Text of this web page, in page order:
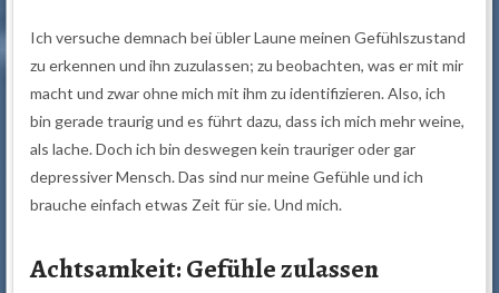
Ich versuche demnach bei übler Laune meinen Gefühlszustand
zu erkennen und ihn zuzulassen; zu beobachten, was er mit mir
macht und zwar ohne mich mit ihm zu identifizieren. Also, ich
bin gerade traurig und es führt dazu, dass ich mich mehr weine,
als lache. Doch ich bin deswegen kein trauriger oder gar
depressiver Mensch. Das sind nur meine Gefühle und ich
brauche einfach etwas Zeit für sie. Und mich.
Achtsamkeit: Gefühle zulassen